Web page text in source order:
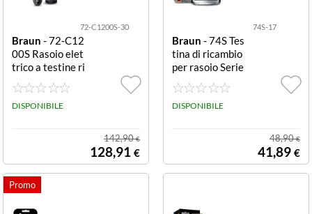
72-C1200S-30
Braun - 72-C12
00S Rasoio elet
trico a testine ri
caricabile Oro R
ASOIO RIC. SER
IE 7 WET&DRY
DISPONIBILE
142,90€
128,91 €
74S-17
Braun - 74S Tes
tina di ricambio
per rasoio Serie
s 7 TESTINE PE
R SERIE 7
DISPONIBILE
48,90€
41,89 €